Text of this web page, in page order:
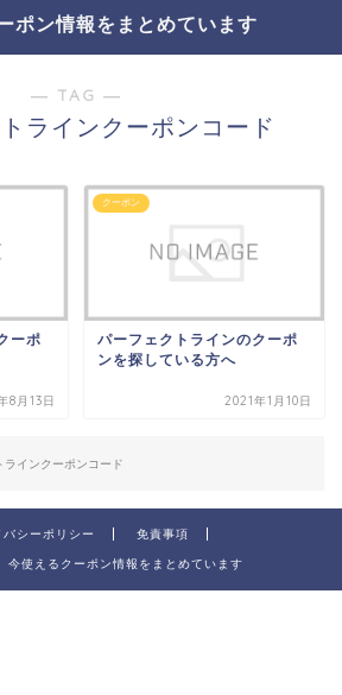
ポン情報をまとめています
― TAG ―
ラインクーポンコード
ーポ
8月13日
クーポン
パーフェクトラインのクーポ
ンを探している方へ
2021年1月10日
ラインクーポンコード
バシーポリシー 免責事項
使えるクーポン情報をまとめています